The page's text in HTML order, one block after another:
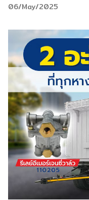
06/May/2025